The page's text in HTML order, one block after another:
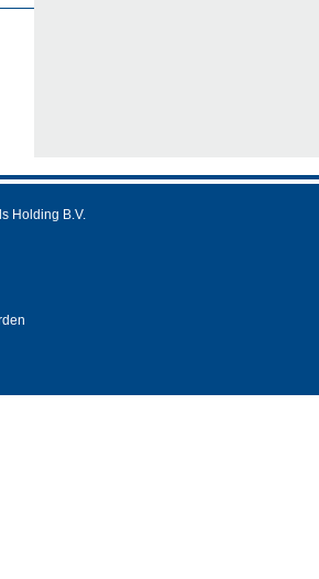
Holding B.V.